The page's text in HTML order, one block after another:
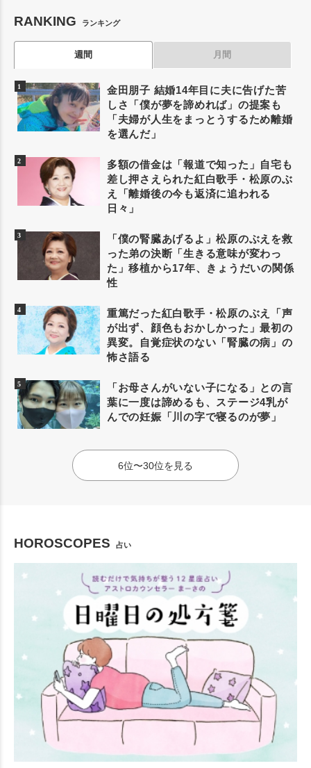
RANKING ランキング
週間 月間
金田朋子 結婚14年目に夫に告げた苦
しさ「僕が夢を諦めれば」の提案も
「夫婦が人生をまっとうするため離婚
を選んだ」
多額の借金は「報道で知った」自宅も
差し押さえられた紅白歌手・松原のぶ
え「離婚後の今も返済に追われる
日々」
「僕の腎臓あげるよ」松原のぶえを救
った弟の決断「生きる意味が変わっ
た」移植から17年、きょうだいの関係
性
重篤だった紅白歌手・松原のぶえ「声
が出ず、顔色もおかしかった」最初の
異変。自覚症状のない「腎臓の病」の
怖さ語る
「お母さんがいない子になる」との言
葉に一度は諦めるも、ステージ4乳が
んでの妊娠「川の字で寝るのが夢」
6位〜30位を見る
HOROSCOPES 占い